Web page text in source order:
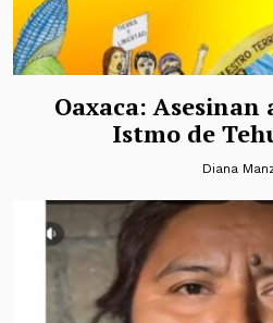
Oaxaca: Asesinan
Istmo de
Diana